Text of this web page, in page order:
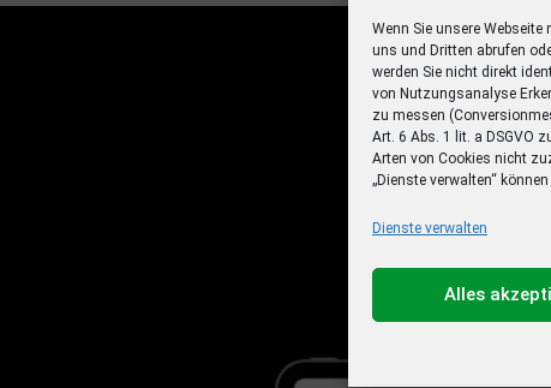
Wenn Sie unsere
uns und Dritten abrufen
werden Sie nicht direkt
von Nutzungsanalyse
zu messen
Art. 6 Abs. 1 lit. a DSGVO
Arten von Cookies nicht
„Dienste verwalten“
Dienste verwalten
Alles
Sommerreise gewinnen!
Zum Deal